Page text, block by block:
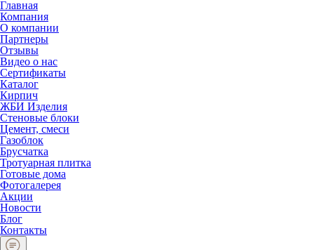
Главная
Компания
О компании
Партнеры
Отзывы
Видео о нас
Сертификаты
Каталог
Кирпич
ЖБИ Изделия
Стеновые блоки
Цемент, смеси
Газоблок
Брусчатка
Тротуарная плитка
Готовые дома
Фотогалерея
Акции
Новости
Блог
Контакты